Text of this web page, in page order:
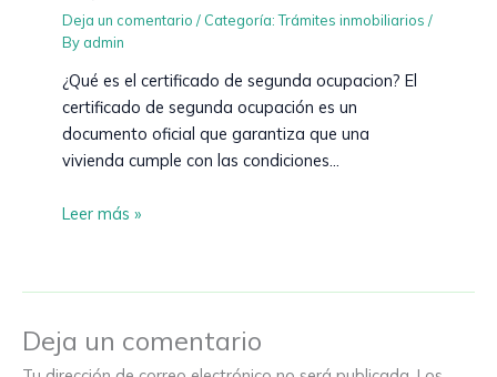
Deja un comentario / Categoría: Trámites inmobiliarios /
By admin
¿Qué es el certificado de segunda ocupacion? El
certificado de segunda ocupación es un
documento oficial que garantiza que una
vivienda cumple con las condiciones…
Leer más »
Deja un comentario